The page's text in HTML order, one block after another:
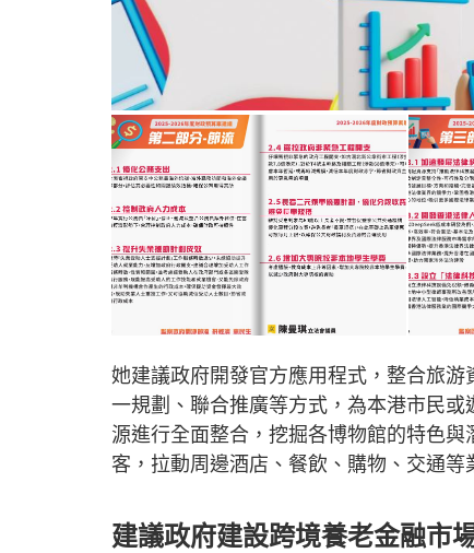
她建議政府開發官方應用程式，整合旅
一規劃、聯合推廣等方式，為本港市民
源進行全面整合，挖掘各博物館的特色
客，拉動周邊酒店、餐飲、購物、交通等
建議政府建設跨境養老金融市